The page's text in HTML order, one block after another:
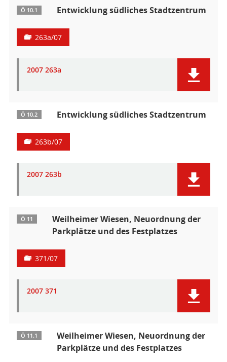
Ö 10.1 Entwicklung südliches Stadtzentrum
263a/07
2007 263a
Ö 10.2 Entwicklung südliches Stadtzentrum
263b/07
2007 263b
Ö 11
Weilheimer Wiesen, Neuordnung der
Parkplätze und des Festplatzes
371/07
2007 371
Ö 11.1
Weilheimer Wiesen, Neuordnung der
Parkplätze und des Festplatzes